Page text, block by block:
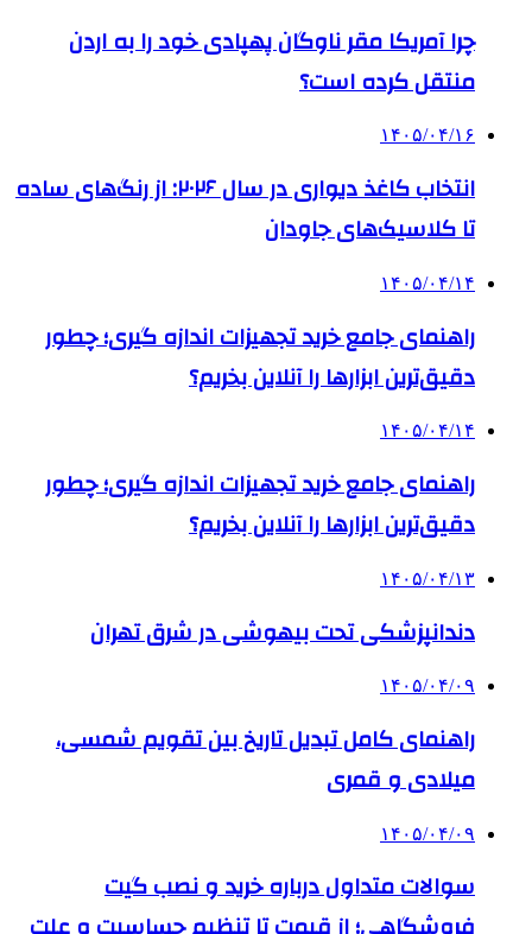
چرا آمریکا مقر ناوگان پهپادی خود را به اردن
منتقل کرده است؟
۱۴۰۵/۰۴/۱۶
انتخاب کاغذ دیواری در سال ۲۰۲۶: از رنگ‌های ساده
تا کلاسیک‌های جاودان
۱۴۰۵/۰۴/۱۴
راهنمای جامع خرید تجهیزات اندازه گیری؛ چطور
دقیق‌ترین ابزارها را آنلاین بخریم؟
۱۴۰۵/۰۴/۱۴
راهنمای جامع خرید تجهیزات اندازه گیری؛ چطور
دقیق‌ترین ابزارها را آنلاین بخریم؟
۱۴۰۵/۰۴/۱۳
دندانپزشکی تحت بیهوشی در شرق تهران
۱۴۰۵/۰۴/۰۹
راهنمای کامل تبدیل تاریخ بین تقویم شمسی،
میلادی و قمری
۱۴۰۵/۰۴/۰۹
سوالات متداول درباره خرید و نصب گیت